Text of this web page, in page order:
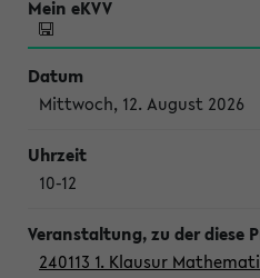
Mittwoch, 12. August 2026
10-12
240113 1. Klausur